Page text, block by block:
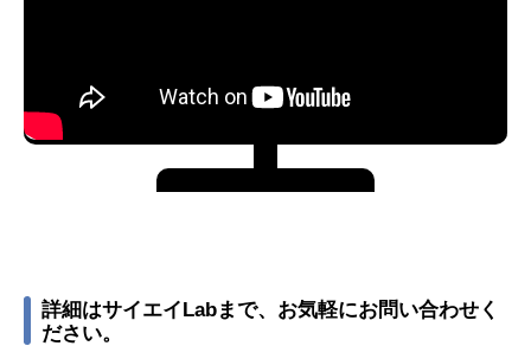
詳細はサイエイLabまで、お気軽にお問い合わせく
ださい。